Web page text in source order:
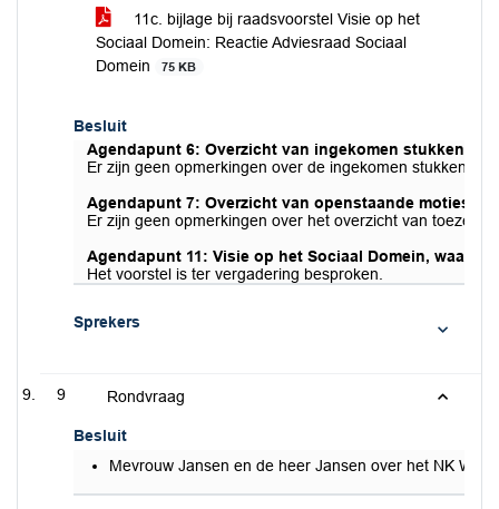
11c. bijlage bij raadsvoorstel Visie op het
Sociaal Domein: Reactie Adviesraad Sociaal
Domein
75 KB
Besluit
Agendapunt 6: Overzicht van ingekomen stukken
Er zijn geen opmerkingen over de ingekomen stukken en
Agendapunt 7: Overzicht van openstaande moties
Er zijn geen opmerkingen over het overzicht van
Agendapunt 11: Visie op het Sociaal Domein,
Het voorstel is ter vergadering besproken.
Sprekers
9 Rondvraag
Besluit
Mevrouw Jansen en de heer Jansen over het NK